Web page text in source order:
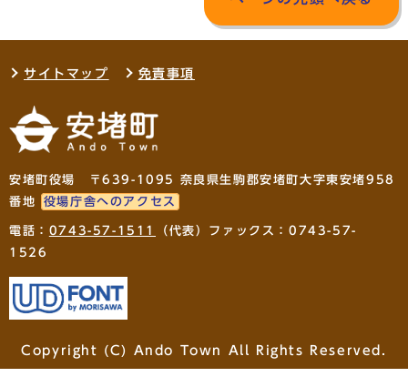
サイトマップ 免責事項
安堵町役場 〒639-1095 奈良県生駒郡安堵町大字東安堵958
番地
役場庁舎へのアクセス
電話： 0743-57-1511
（代表）ファックス：0743-57-
1526
Copyright (C) Ando Town All Rights Reserved.